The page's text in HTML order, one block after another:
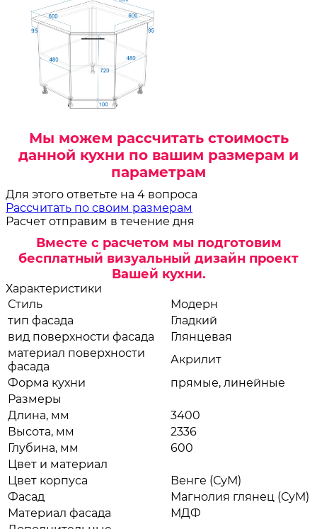
Мы можем рассчитать стоимость
данной кухни по вашим размерам и
параметрам
Для этого ответьте на 4 вопроса
Рассчитать по своим размерам
Расчет отправим в течение дня
Вместе с расчетом мы подготовим
бесплатный визуальный дизайн проект
Вашей кухни.
Характеристики
Стиль
Модерн
тип фасада
Гладкий
вид поверхности фасада
Глянцевая
материал поверхности
фасада
Акрилит
Форма кухни
прямые, линейные
Размеры
Длина, мм
3400
Высота, мм
2336
Глубина, мм
600
Цвет и материал
Цвет корпуса
Венге (СуМ)
Фасад
Магнолия глянец (СуМ)
Материал фасада
МДФ